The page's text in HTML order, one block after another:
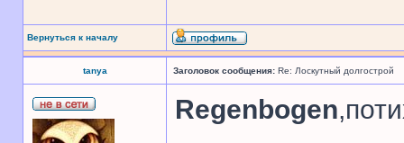
Вернуться к началу
tanya Заголовок сообщения: Re: Лоскутный долгострой
Regenbogen